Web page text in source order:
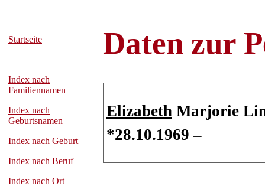
Startseite
Index nach
Familiennamen
Index nach
Geburtsnamen
Index nach Geburt
Index nach Beruf
Index nach Ort
Daten zur
Elizabeth Marjorie
*28.10.1969 –